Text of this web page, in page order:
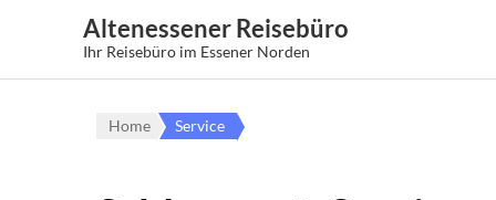
Altenessener Reisebüro
Ihr Reisebüro im Essener Norden
Home Service